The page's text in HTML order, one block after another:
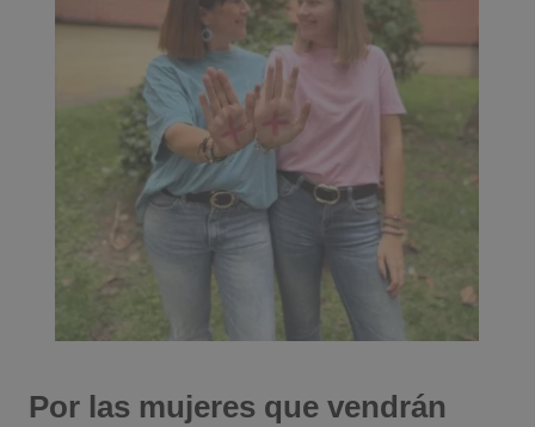
Por las mujeres que vendrán